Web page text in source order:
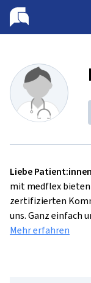
Liebe
mit medflex
zertifizierten
uns. Ganz einfach
Mehr erfahren